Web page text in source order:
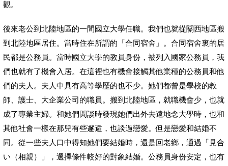
觀。
後來老公到北陸地區的一間國立大學任職。我們也就從關西地區搬
到北陸地區居住。當時住在所謂的「合同宿舍」。合同宿舍裏的居
民都是公務員。當時國立大學的教員身份，被列入國家公務員，我
們也就有了機會入居。在這裡也有機會接觸其他業種的公務員和他
們的夫人。夫人中具有高等學歷的也不少。她們都曾是學校的教
師、護士、大企業公司的職員。搬到北陸地區，就職機會少，也就
成了專業主婦。和她們閒談時發現她們出外去遠地念大學時，也和
其他社會一樣在那兒有些邂逅，也談過戀愛。但是戀愛和結婚不
同。從一些夫人口中得知她們要結婚時，還是回老鄉 ，通過「見合
い（相親）」，選擇條件較好的對象結婚。 公務員身份安定，也有